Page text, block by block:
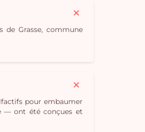
de Grasse, commune
pour embaumer
— ont été conçues et